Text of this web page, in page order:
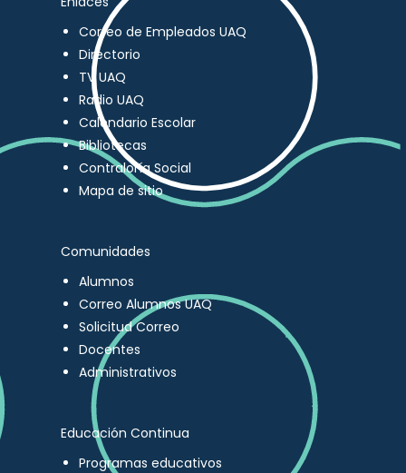
Correo de Empleados UAQ
Directorio
TV UAQ
Radio UAQ
Calendario Escolar
Bibliotecas
Contraloría Social
Mapa de sitio
Comunidades
Alumnos
Correo Alumnos UAQ
Solicitud Correo
Docentes
Administrativos
Educación Continua
Programas educativos